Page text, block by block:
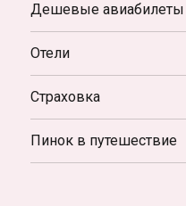
Дешевые авиабилеты
Отели
Страховка
Пинок в путешествие